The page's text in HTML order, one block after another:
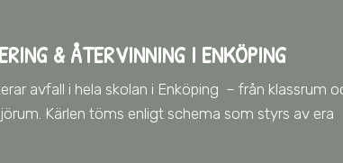
& ÅTERVINNING I ENKÖPING
avfall i hela skolan i Enköping – från klassrum
Kärlen töms enligt schema som styrs av era